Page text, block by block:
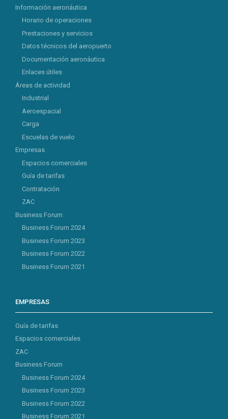
Información aeronáutica
Horario de operaciones
Prestaciones y servicios
Datos técnicos del aeropuerto
Documentación aeronáutica
Enlaces útiles
Áreas de actividad
Industrial
Aeroespacial
Carga
Escuelas de vuelo
Empresas
Espacios comerciales
Guía de tarifas
Contratación
ZAC
Business Forum
Business Forum 2024
Business Forum 2023
Business Forum 2022
Business Forum 2021
EMPRESAS
Guía de tarifas
Espacios comerciales
ZAC
Business Forum
Business Forum 2024
Business Forum 2023
Business Forum 2022
Business Forum 2021